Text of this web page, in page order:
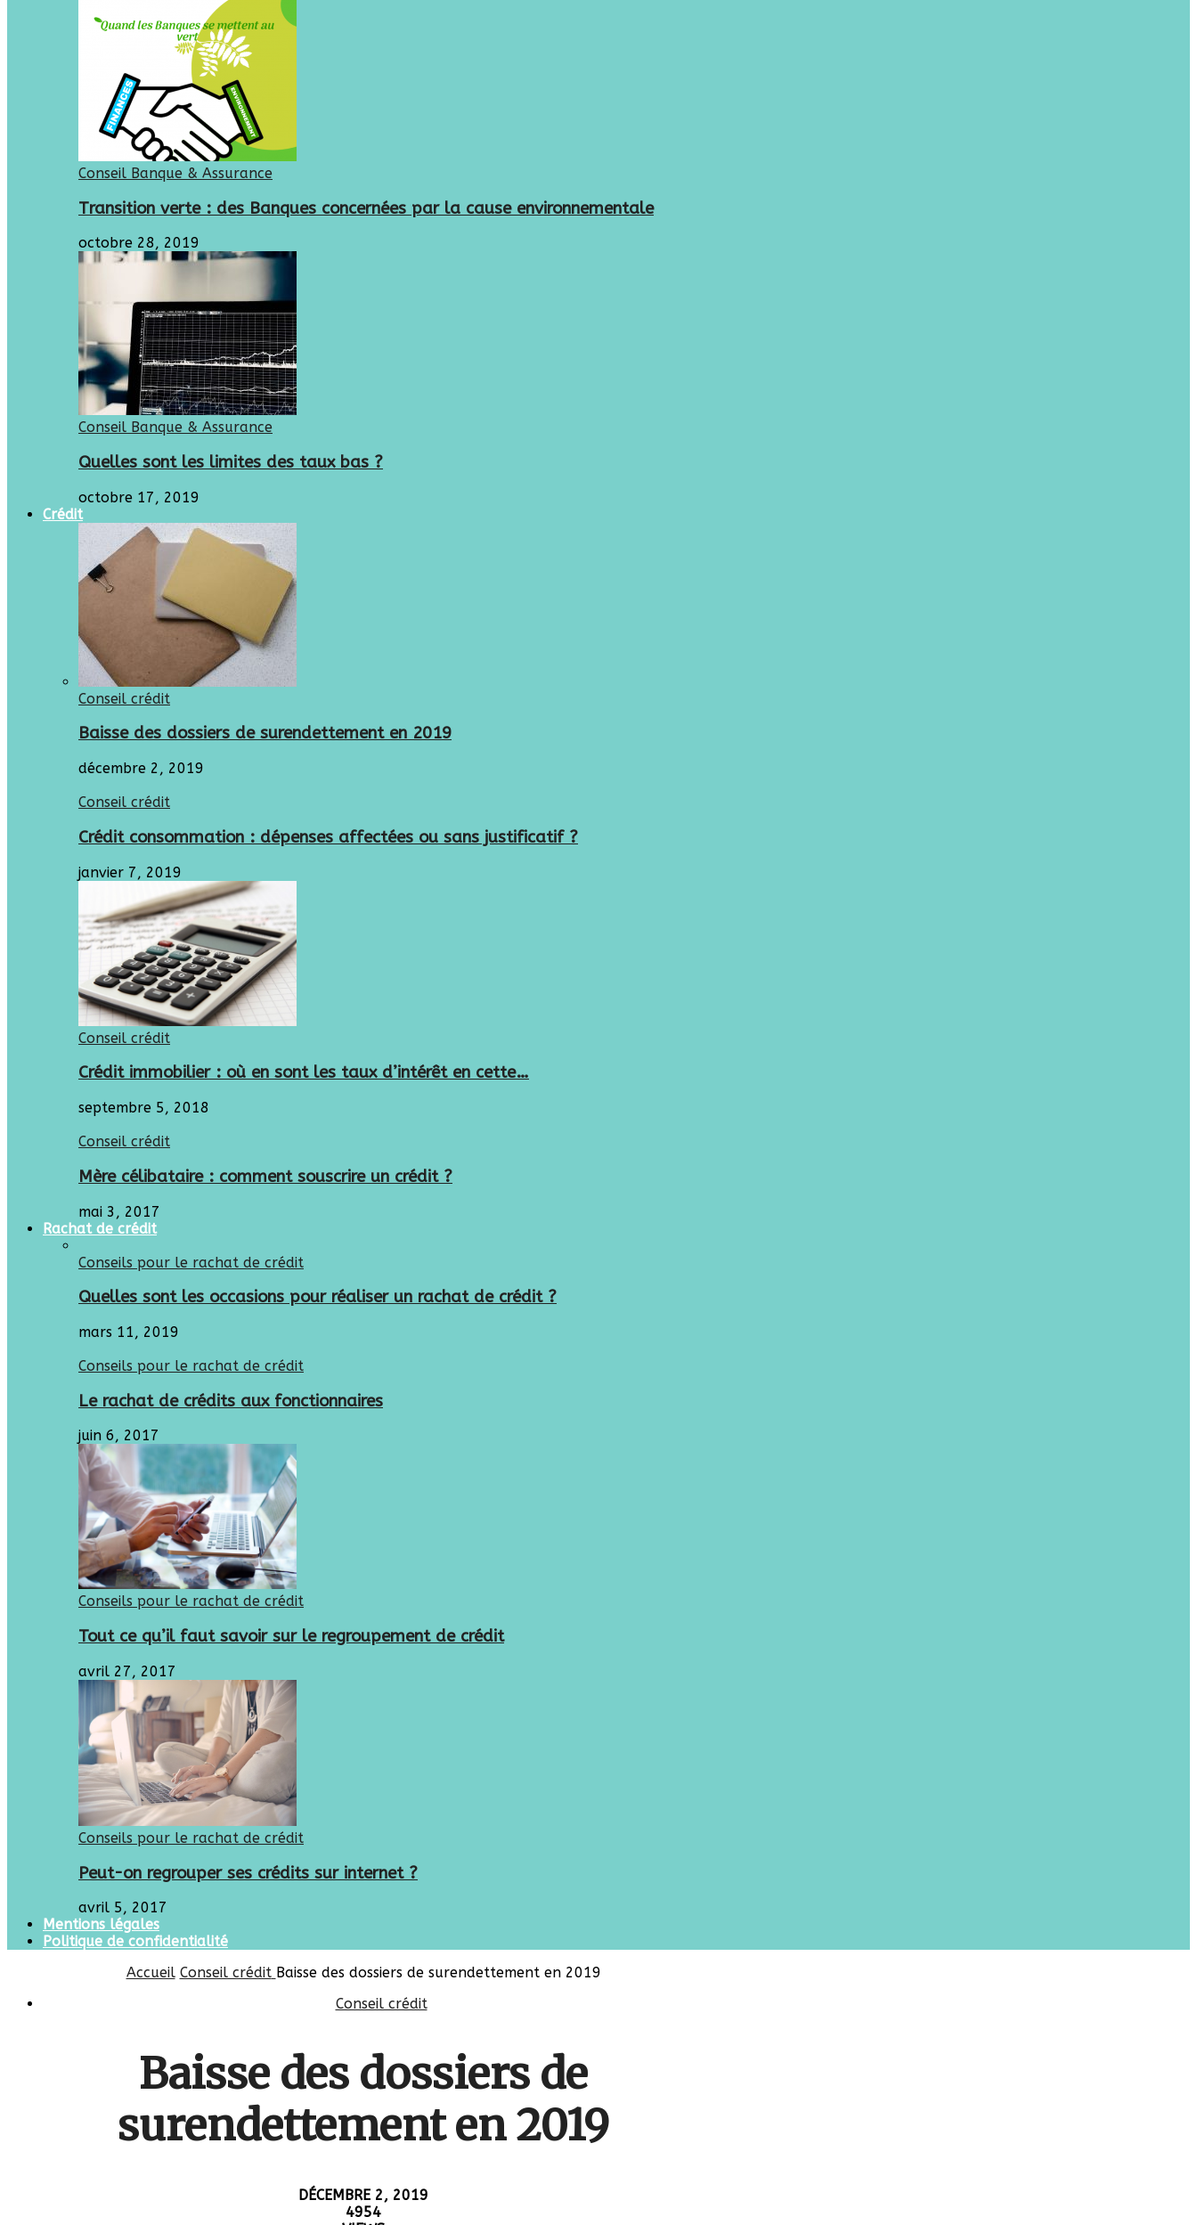
Conseil Banque & Assurance
Transition verte : des Banques concernées par la cause environnementale
octobre 28, 2019
Conseil Banque & Assurance
Quelles sont les limites des taux bas ?
octobre 17, 2019
Crédit
Conseil crédit
Baisse des dossiers de surendettement en 2019
décembre 2, 2019
Conseil crédit
Crédit consommation : dépenses affectées ou sans justificatif ?
janvier 7, 2019
Conseil crédit
Crédit immobilier : où en sont les taux d’intérêt en cette…
septembre 5, 2018
Conseil crédit
Mère célibataire : comment souscrire un crédit ?
mai 3, 2017
Rachat de crédit
Conseils pour le rachat de crédit
Quelles sont les occasions pour réaliser un rachat de crédit ?
mars 11, 2019
Conseils pour le rachat de crédit
Le rachat de crédits aux fonctionnaires
juin 6, 2017
Conseils pour le rachat de crédit
Tout ce qu’il faut savoir sur le regroupement de crédit
avril 27, 2017
Conseils pour le rachat de crédit
Peut-on regrouper ses crédits sur internet ?
avril 5, 2017
Mentions légales
Politique de confidentialité
Accueil Conseil crédit Baisse des dossiers de surendettement en 2019
Conseil crédit
Baisse des dossiers de
surendettement en 2019
DÉCEMBRE 2, 2019
4954